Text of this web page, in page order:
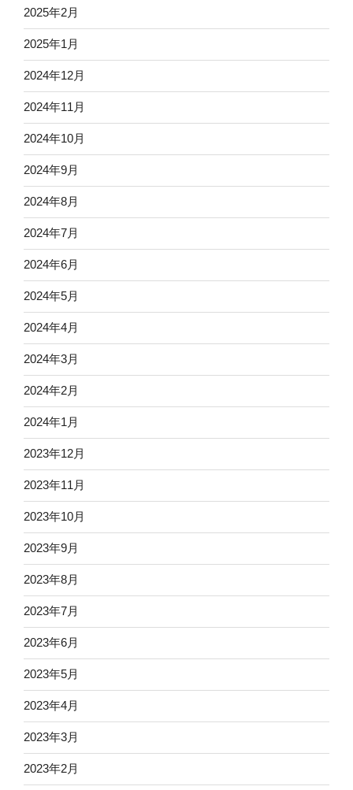
2025年2月
2025年1月
2024年12月
2024年11月
2024年10月
2024年9月
2024年8月
2024年7月
2024年6月
2024年5月
2024年4月
2024年3月
2024年2月
2024年1月
2023年12月
2023年11月
2023年10月
2023年9月
2023年8月
2023年7月
2023年6月
2023年5月
2023年4月
2023年3月
2023年2月